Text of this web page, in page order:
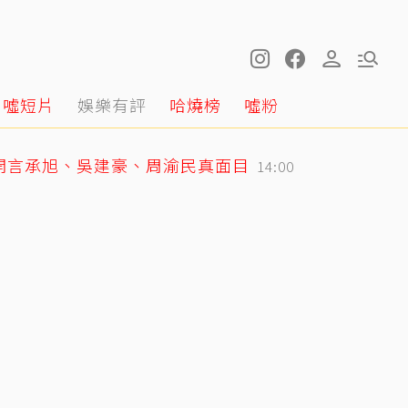
噓短片 娛樂有評 哈燒榜 噓粉
承旭、吳建豪、周渝民真面目 14:00